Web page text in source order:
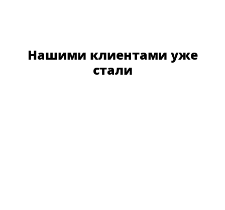
Нашими клиентами уже
стали